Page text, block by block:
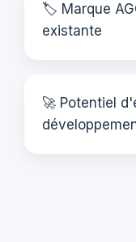
🏷️ Marque
existante
🚀 Potentiel